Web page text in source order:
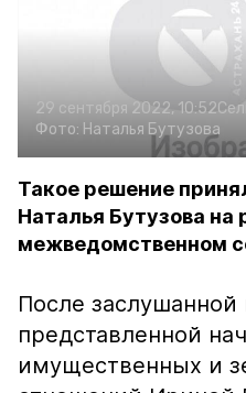
29 сентября 2022, 10:52
Фото: Наталья Бутузова
Такое решение
Наталья Бутузова на
межведомственном
После
представленной
имущественных и